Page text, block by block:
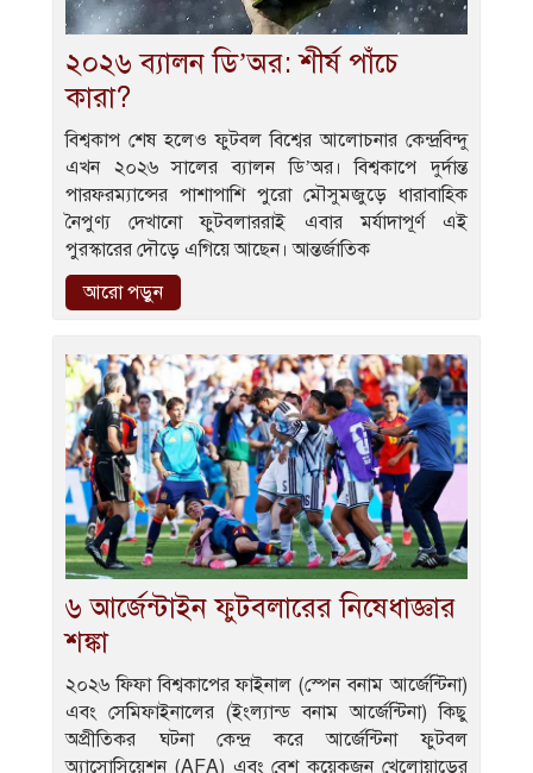
২০২৬ ব্যালন ডি’অর: শীর্ষ পাঁচে
কারা?
বিশ্বকাপ শেষ হলেও ফুটবল বিশ্বের আলোচনার কেন্দ্রবিন্দু
এখন ২০২৬ সালের ব্যালন ডি’অর। বিশ্বকাপে দুর্দান্ত
পারফরম্যান্সের পাশাপাশি পুরো মৌসুমজুড়ে ধারাবাহিক
নৈপুণ্য দেখানো ফুটবলাররাই এবার মর্যাদাপূর্ণ এই
পুরস্কারের দৌড়ে এগিয়ে আছেন। আন্তর্জাতিক
আরো পড়ুন
৬ আর্জেন্টাইন ফুটবলারের নিষেধাজ্ঞার
শঙ্কা
২০২৬ ফিফা বিশ্বকাপের ফাইনাল (স্পেন বনাম আর্জেন্টিনা)
এবং সেমিফাইনালের (ইংল্যান্ড বনাম আর্জেন্টিনা) কিছু
অপ্রীতিকর ঘটনা কেন্দ্র করে আর্জেন্টিনা ফুটবল
অ্যাসোসিয়েশন (AFA) এবং বেশ কয়েকজন খেলোয়াড়ের